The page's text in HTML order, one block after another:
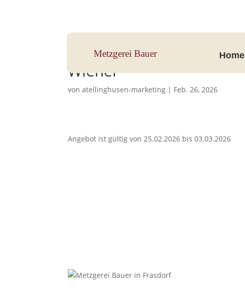
Metzgerei Bauer Home
Wiener
vonatellinghusen-marketing | Feb. 26, 2026
Angebot ist gültig von 25.02.2026 bis 03.03.2026